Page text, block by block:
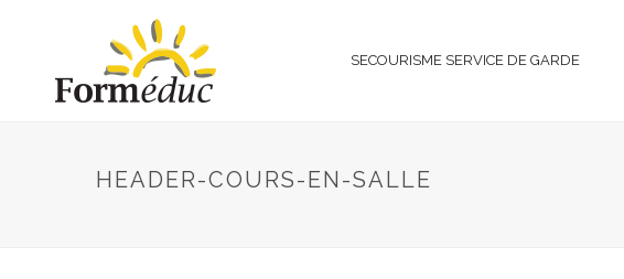
SECOURISME SERVICE DE GARDE
HEADER-COURS-EN-SALLE